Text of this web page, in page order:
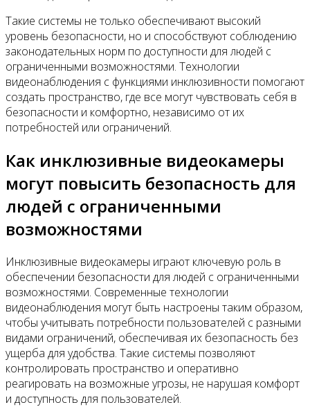
Такие системы не только обеспечивают высокий
уровень безопасности, но и способствуют соблюдению
законодательных норм по доступности для людей с
ограниченными возможностями. Технологии
видеонаблюдения с функциями инклюзивности помогают
создать пространство, где все могут чувствовать себя в
безопасности и комфортно, независимо от их
потребностей или ограничений.
Как инклюзивные видеокамеры
могут повысить безопасность для
людей с ограниченными
возможностями
Инклюзивные видеокамеры играют ключевую роль в
обеспечении безопасности для людей с ограниченными
возможностями. Современные технологии
видеонаблюдения могут быть настроены таким образом,
чтобы учитывать потребности пользователей с разными
видами ограничений, обеспечивая их безопасность без
ущерба для удобства. Такие системы позволяют
контролировать пространство и оперативно
реагировать на возможные угрозы, не нарушая комфорт
и доступность для пользователей.